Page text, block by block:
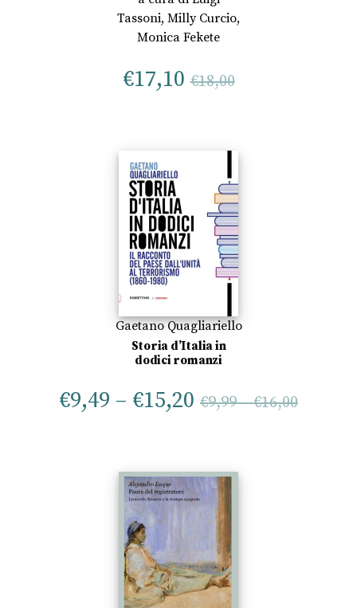
Tassoni, Milly Curcio,
Monica Fekete
€17,10 €18,00
Gaetano Quagliariello
Storia d’Italia in
dodici romanzi
€9,49 – €15,20 €9,99–€16,00